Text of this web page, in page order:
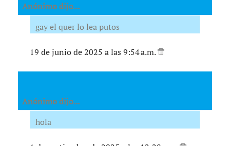
Anónimo dijo...
gay el quer lo lea putos
19 de junio de 2025 a las 9:54 a.m.
Anónimo dijo...
hola